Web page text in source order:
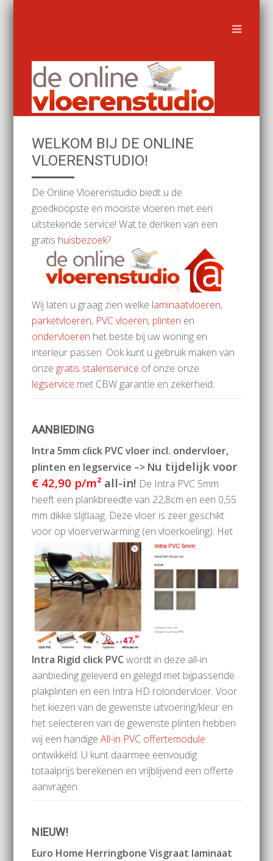
WELKOM BIJ DE ONLINE
VLOERENSTUDIO!
De Online Vloerenstudio biedt u de
goedkoopste en mooiste vloeren met een
uitstekende service! Wat te denken van een
gratis huisbezoek?
Wij laten u graag zien welke laminaatvloeren,
parketvloeren, PVC vloeren, plinten en
ondervloeren het beste bij uw woning en
interieur passen. Ook kunt u gebruik maken van
onze gratis stalenservice of onze onze
legservice met CBW garantie en zekerheid.
AANBIEDING
Intra 5mm click PVC vloer incl. ondervloer,
plinten en legservice –> Nu tijdelijk voor
€ 42,90 p/m² all-in! De Intra PVC 5mm
heeft een plankbreedte van 22,8cm en een 0,55
mm dikke slijtlaag. Deze vloer is zeer geschikt
voor op vloerverwarming (en vloerkoeling). Het
Intra Rigid click PVC wordt in deze all-in
aanbieding geleverd en gelegd met bijpassende
plakplinten en een Intra HD rolondervloer. Voor
het kiezen van de gewenste uitvoering/kleur en
het selecteren van de gewenste plinten hebben
wij een handigeAll-in PVC offertemodule
ontwikkeld. U kunt daarmee eenvoudig
totaalprijs berekenen en vrijblijvend een offerte
aanvragen.
NIEUW!
Euro Home Herringbone Visgraat laminaat